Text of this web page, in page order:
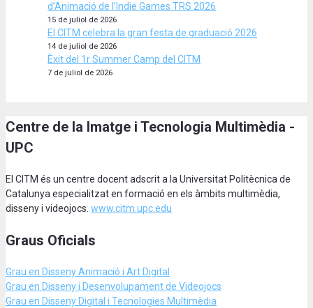
d’Animació de l’Indie Games TRS 2026
15 de juliol de 2026
El CITM celebra la gran festa de graduació 2026
14 de juliol de 2026
Èxit del 1r Summer Camp del CITM
7 de juliol de 2026
Centre de la Imatge i Tecnologia Multimèdia -
UPC
El CITM és un centre docent adscrit a la Universitat Politècnica de
Catalunya especialitzat en formació en els àmbits multimèdia,
disseny i videojocs. www.citm.upc.edu
Graus Oficials
Grau en Disseny Animació i Art Digital
Grau en Disseny i Desenvolupament de Videojocs
Grau en Disseny Digital i Tecnologies Multimèdia